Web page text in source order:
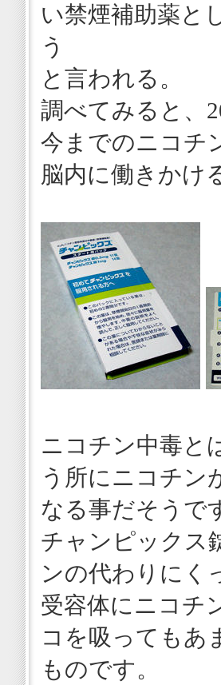
い禁煙補助薬と
う
と言われる。
調べてみると、
今までのニコチ
脳内に働きかけ
ニコチン中毒と
う所にニコチン
なる事だそうで
チャンピックス
ンの代わりにく
受容体にニコチ
コを吸ってもあ
ものです。